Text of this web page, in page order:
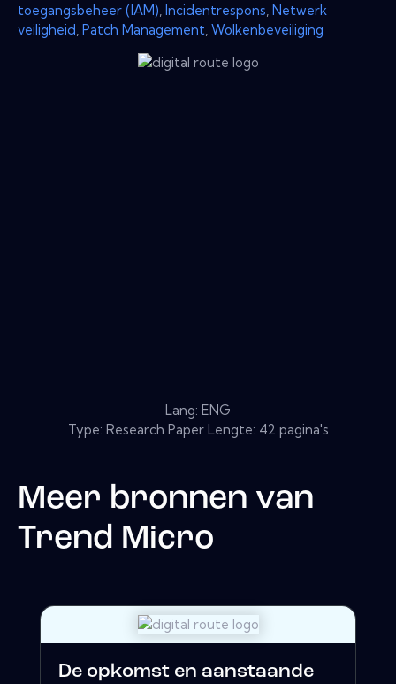
toegangsbeheer (IAM) Incidentrespons Netwerk
veiligheid Patch Management Wolkenbeveiliging
Lang: ENG
Type: Research Paper Lengte: 42 pagina's
Meer bronnen van
Trend Micro
De opkomst en aanstaande